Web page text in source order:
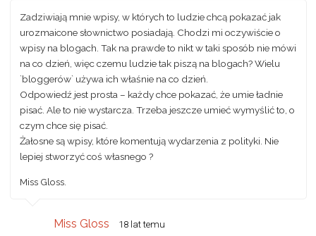
Zadziwiają mnie wpisy, w których to ludzie chcą pokazać jak
urozmaicone słownictwo posiadają. Chodzi mi oczywiście o
wpisy na blogach. Tak na prawde to nikt w taki sposób nie mówi
na co dzień, więc czemu ludzie tak piszą na blogach? Wielu
`bloggerów` używa ich właśnie na co dzień.
Odpowiedź jest prosta – każdy chce pokazać, że umie ładnie
pisać. Ale to nie wystarcza. Trzeba jeszcze umieć wymyślić to, o
czym chce się pisać.
Żałosne są wpisy, które komentują wydarzenia z polityki. Nie
lepiej stworzyć coś własnego ?
Miss Gloss.
Miss Gloss 18 lat temu